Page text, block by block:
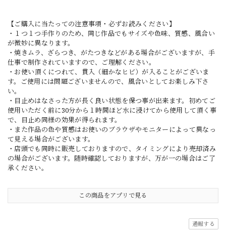
【ご購入に当たっての注意事項・必ずお読みください】
・１つ１つ手作りのため、同じ作品でもサイズや色味、質感、風合い
が微妙に異なります。
・焼きムラ、ざらつき、がたつきなどがある場合がございますが、手
仕事で制作されていますので、ご理解ください。
・お使い頂くにつれて、貫入（細かなヒビ）が入ることがございま
す。ご使用には問題ございませんので、風合いとしてお楽しみ下さ
い。
・目止めはなさった方が長く良い状態を保つ事が出来ます。初めてご
使用いただく前に30分から１時間ほど水に浸けてから使用して頂く事
で、目止め同様の効果が得られます。
・また作品の色や質感はお使いのブラウザやモニターによって異なっ
て見える場合がございます。
・店頭でも同時に販売しておりますので、タイミングにより売却済み
の場合がございます。随時確認しておりますが、万が一の場合はご了
承ください。
この商品をアプリで見る
通報する